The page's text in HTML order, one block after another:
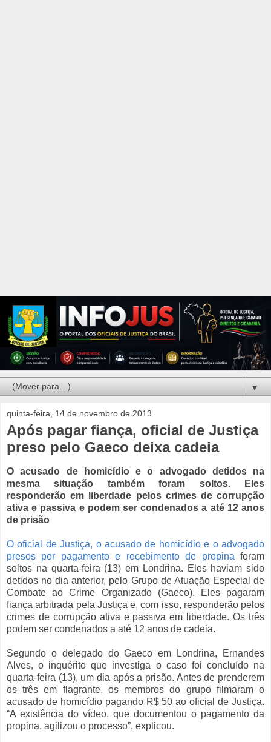
▼
quinta-feira, 14 de novembro de 2013
Após pagar fiança, oficial de Justiça
preso pelo Gaeco deixa cadeia
O acusado de homicídio e o advogado detidos na
mesma situação também foram soltos. Eles
responderão em liberdade pelos crimes de corrupção
ativa e passiva e podem ser condenados a até 12 anos
de prisão
O oficial de Justiça, o acusado de homicídio e o advogado
presos por pagamento e recebimento de propina foram
soltos na quarta-feira (13) em Londrina. Eles haviam sido
detidos no dia anterior, pelo Grupo de Atuação Especial de
Combate ao Crime Organizado (Gaeco). Eles pagaram
fiança arbitrada pela Justiça e, com isso, responderão pelos
crimes de corrupção ativa e passiva em liberdade. Os três
podem ser condenados a até 12 anos de cadeia.
Segundo o delegado do Gaeco em Londrina, Ernandes
Alves, o inquérito que investiga o caso foi concluído na
quarta-feira (13), um dia após a prisão. Antes de prenderem
os três em flagrante, os membros do grupo filmaram o
acusado de homicídio pagando R$ 50 ao oficial de Justiça.
“A existência do vídeo, que documentou o pagamento da
propina, agilizou o processo”, explicou.